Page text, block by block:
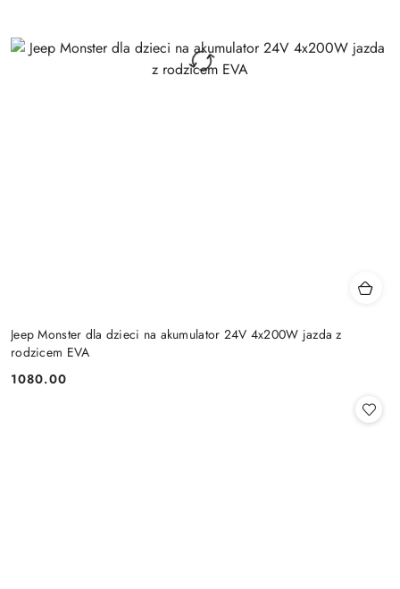
Jeep Monster dla dzieci na akumulator 24V 4x200W jazda z
rodzicem EVA
Cena:
1080.00